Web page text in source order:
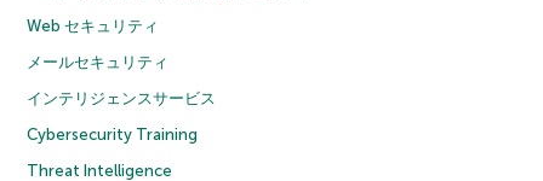
Web セキュリティ
メールセキュリティ
インテリジェンスサービス
Cybersecurity Training
Threat Intelligence